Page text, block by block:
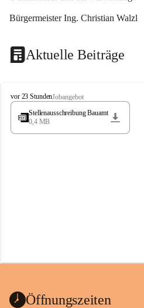
Bürgermeister Ing. Christian Walzl
Aktuelle Beiträge
S
t
s
vor 23 StundenJobangebot
Stellenausschreibung Bauamt
0,4 MB
Öffnungszeiten